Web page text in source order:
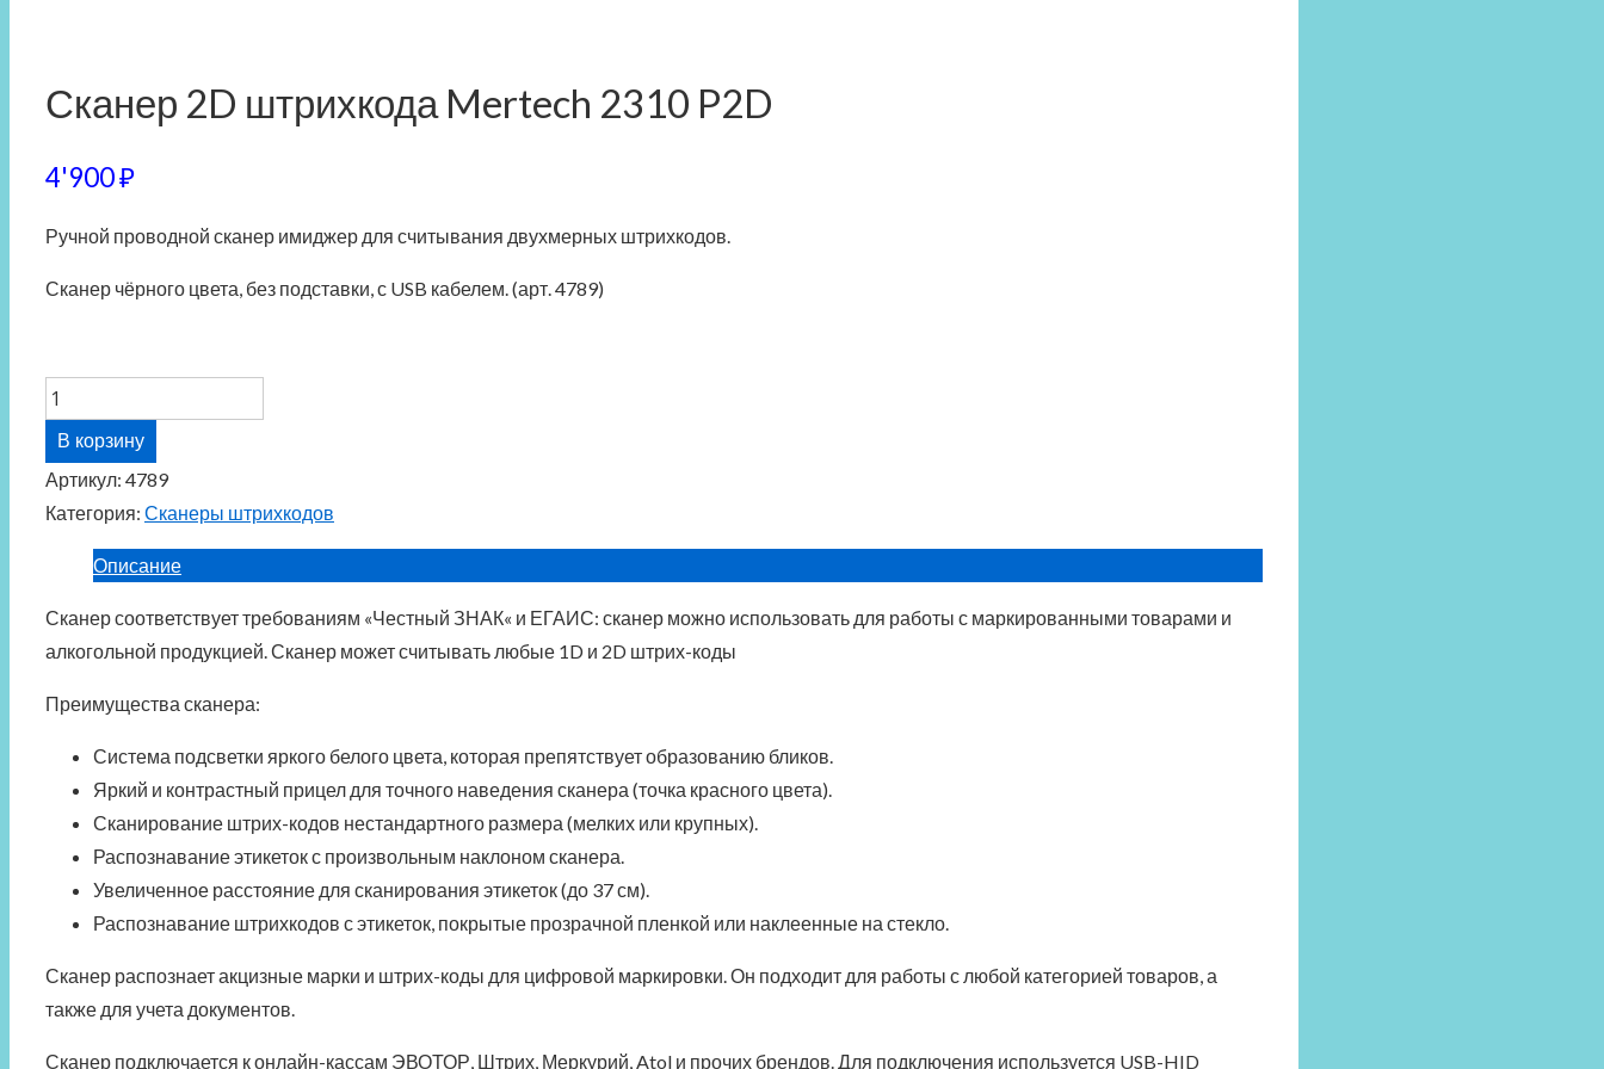
Сканер 2D штрихкода Mertech 2310 P2D
4'900₽
Ручной проводной сканер имиджер для считывания двухмерных штрихкодов.
Сканер чёрного цвета, без подставки, с USB кабелем. (арт. 4789)
Количество
товара
Сканер
2D
штрихкода
Mertech
P2D
В корзину
Артикул: 4789
Категория: Сканеры штрихкодов
Описание
Сканерсоответствуеттребованиям «Честный ЗНАК« и ЕГАИС: сканер можно использовать для работы с маркированными товарами и
алкогольной продукцией.Сканер может считывать любые 1D и 2D штрих-коды
Преимущества сканера:
Система подсветки яркого белого цвета, которая препятствует образованию бликов.
Яркий и контрастный прицел для точного наведения сканера (точка красного цвета).
Сканирование штрих-кодов нестандартного размера (мелких или крупных).
Распознавание этикеток с произвольным наклоном сканера.
Увеличенное расстояние для сканирования этикеток(до 37 см).
Распознавание штрихкодов сэтикеток, покрытые прозрачной пленкой или наклеенные на стекло.
Сканер распознает акцизные марки и штрих-коды для цифровой маркировки. Он подходит для работы с любой категорией товаров, а
также для учета документов.
Сканер подключается к онлайн-кассам ЭВОТОР, Штрих, Меркурий, Atol и прочих брендов. Для подключения используется USB-HID